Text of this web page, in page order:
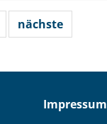
nächste
Impressum